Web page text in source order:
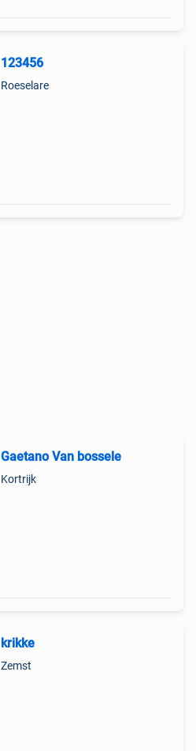
123456
Roeselare
Gaetano Van bossele
Kortrijk
krikke
Zemst